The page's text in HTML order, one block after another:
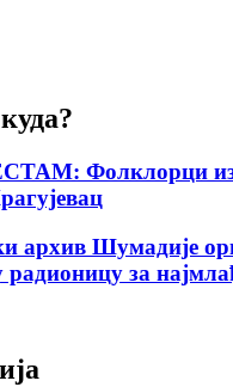
Фолклорци
архив Шумадије
радионицу за